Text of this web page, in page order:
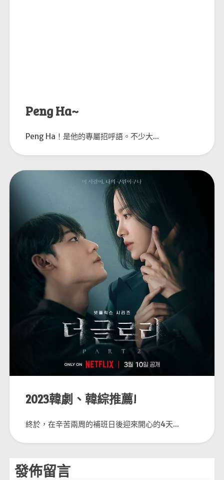
Peng Ha~
Peng Ha！是他的專屬招呼語。不少大...
2023韓劇、韓綜推薦!
終於，在辛苦兩周的補班日後迎來開心的4天...
發佈留言